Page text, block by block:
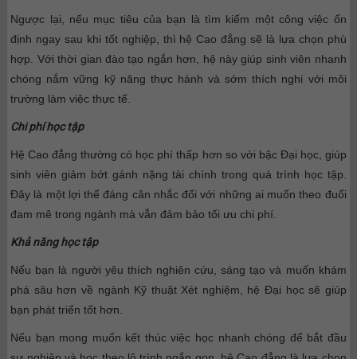
Ngược lại, nếu mục tiêu của bạn là tìm kiếm một công việc ổn
định ngay sau khi tốt nghiệp, thì hệ Cao đẳng sẽ là lựa chọn phù
hợp. Với thời gian đào tạo ngắn hơn, hệ này giúp sinh viên nhanh
chóng nắm vững kỹ năng thực hành và sớm thích nghi với môi
trường làm việc thực tế.
Chi phí học tập
Hệ Cao đẳng thường có học phí thấp hơn so với bậc Đại học, giúp
sinh viên giảm bớt gánh nặng tài chính trong quá trình học tập.
Đây là một lợi thế đáng cân nhắc đối với những ai muốn theo đuổi
đam mê trong ngành mà vẫn đảm bảo tối ưu chi phí.
Khả năng học tập
Nếu bạn là người yêu thích nghiên cứu, sáng tạo và muốn khám
phá sâu hơn về ngành Kỹ thuật Xét nghiệm, hệ Đại học sẽ giúp
bạn phát triển tốt hơn.
Nếu bạn mong muốn kết thúc việc học nhanh chóng để bắt đầu